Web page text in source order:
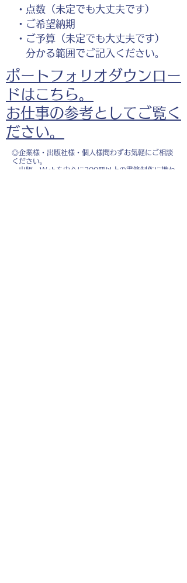
・点数（未定でも大丈夫です）
・ご希望納期
・ご予算（未定でも大丈夫です）
分かる範囲でご記入ください。
ポートフォリオダウンロー
ドはこちら。
お仕事の参考としてご覧く
ださい。
◎企業様・出版社様・個人様問わずお気軽にご相談
ください。
出版・Webを中心に300冊以上の書籍制作に携わ